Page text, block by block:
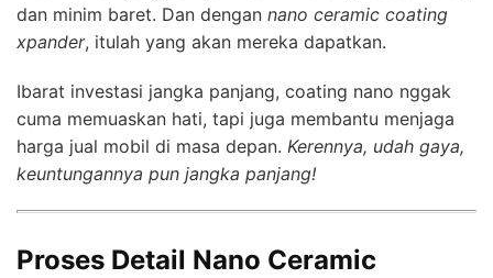
dan minim baret. Dan dengan nano ceramic coating
xpander, itulah yang akan mereka dapatkan.
Ibarat investasi jangka panjang, coating nano nggak
cuma memuaskan hati, tapi juga membantu menjaga
harga jual mobil di masa depan. Kerennya, udah gaya,
keuntungannya pun jangka panjang!
Proses Detail Nano Ceramic